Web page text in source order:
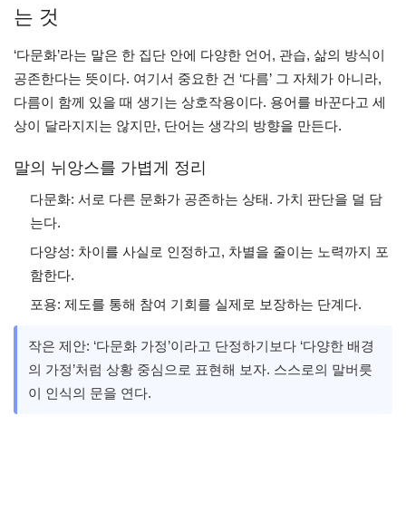
는 것
‘다문화’라는 말은 한 집단 안에 다양한 언어, 관습, 삶의 방식이
공존한다는 뜻이다. 여기서 중요한 건 ‘다름’ 그 자체가 아니라,
다름이 함께 있을 때 생기는 상호작용이다. 용어를 바꾼다고 세
상이 달라지지는 않지만, 단어는 생각의 방향을 만든다.
말의 뉘앙스를 가볍게 정리
다문화: 서로 다른 문화가 공존하는 상태. 가치 판단을 덜 담
는다.
다양성: 차이를 사실로 인정하고, 차별을 줄이는 노력까지 포
함한다.
포용: 제도를 통해 참여 기회를 실제로 보장하는 단계다.
작은 제안: ‘다문화 가정’이라고 단정하기보다 ‘다양한 배경
의 가정’처럼 상황 중심으로 표현해 보자. 스스로의 말버릇
이 인식의 문을 연다.